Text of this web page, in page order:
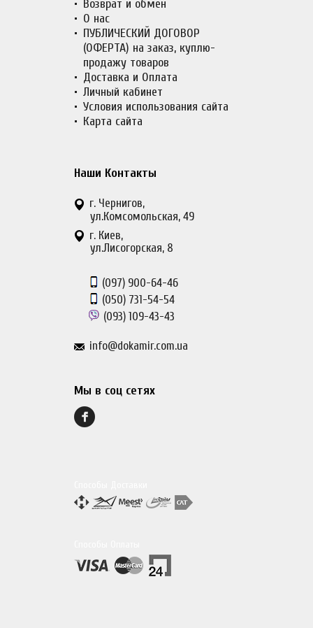
Возврат и обмен
О нас
ПУБЛИЧЕСКИЙ ДОГОВОР
(ОФЕРТА) на заказ, куплю-
продажу товаров
Доставка и Оплата
Личный кабинет
Условия использования сайта
Карта сайта
Наши Контакты
г. Чернигов,
ул.Комсомольская, 49
г. Киев,
ул.Лисогорская, 8
(097) 900-64-46
(050) 731-54-54
(093) 109-43-43
info@dokamir.com.ua
Мы в соц сетях